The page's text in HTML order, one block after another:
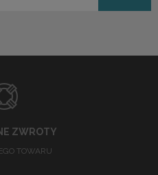
ZWROTY
TOWARU